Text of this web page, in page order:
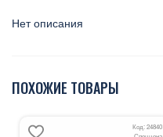
Нет описания
ПОХОЖИЕ ТОВАРЫ
Код: 24840